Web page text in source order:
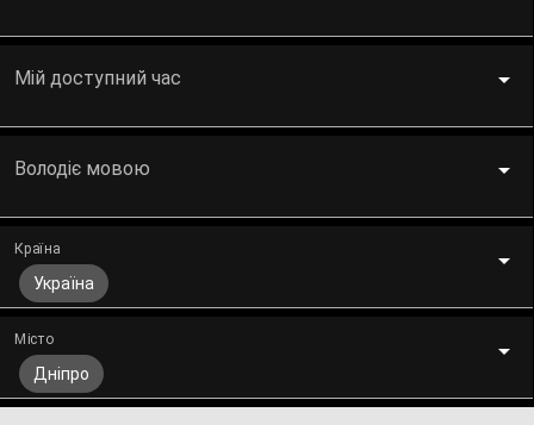
Мій доступний час
Володіє мовою
Країна
Україна
Місто
Дніпро